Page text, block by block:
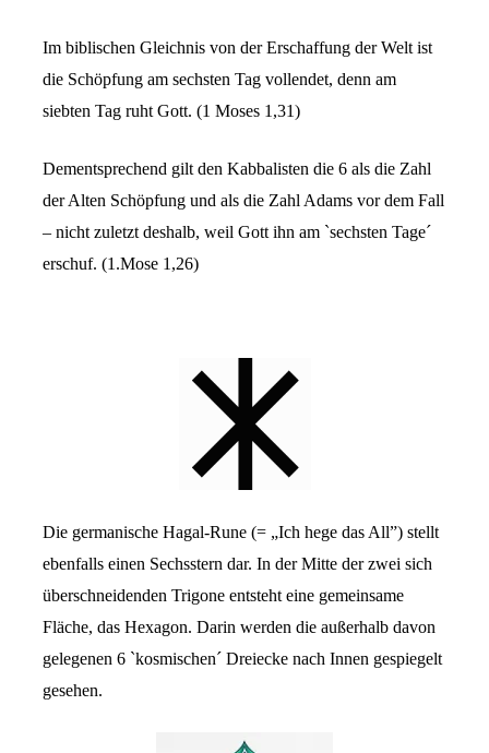
Im biblischen Gleichnis von der Erschaffung der Welt ist
die Schöpfung am sechsten Tag vollendet, denn am
siebten Tag ruht Gott. (1 Moses 1,31)
Dementsprechend gilt den Kabbalisten die 6 als die Zahl
der Alten Schöpfung und als die Zahl Adams vor dem Fall
– nicht zuletzt deshalb, weil Gott ihn am `sechsten Tage´
erschuf. (1.Mose 1,26)
Die germanische Hagal-Rune (= „Ich hege das All”) stellt
ebenfalls einen Sechsstern dar. In der Mitte der zwei sich
überschneidenden Trigone entsteht eine gemeinsame
Fläche, das Hexagon. Darin werden die außerhalb davon
gelegenen 6 `kosmischen´ Dreiecke nach Innen gespiegelt
gesehen.